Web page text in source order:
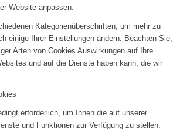
Website anpassen.
Kategorienüberschriften, um mehr zu
einige Ihrer Einstellungen ändern. Beachten Sie,
Arten von Cookies Auswirkungen auf Ihre
und auf die Dienste haben kann, die wir
erforderlich, um Ihnen die auf unserer
und Funktionen zur Verfügung zu stellen.